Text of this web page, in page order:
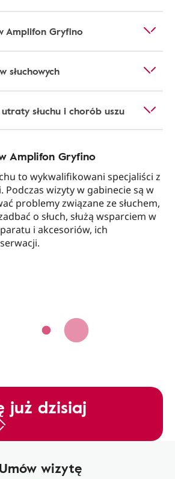
Amplifon Gryfino
słuchowych
słuchu i chorób uszu
Amplifon Gryfino
to wykwalifikowani specjaliści z
Podczas wizyty w gabinecie są w
problemy związane ze słuchem,
o słuch, służą wsparciem w
i akcesoriów, ich
już dzisiaj
Umów wizytę